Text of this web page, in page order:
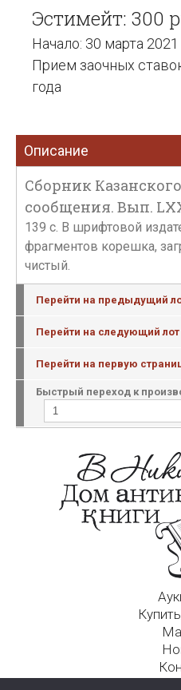
Эстимейт: 300
Начало: 30 марта
Прием заочных
года
Описание
Сборник
сообщения. Вып.
139 с. В шрифтовой
фрагментов корешка,
чистый.
Перейти на предыдущий
Перейти на следующий лот
Перейти на первую
Быстрый переход к